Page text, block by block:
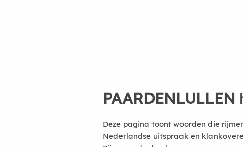
PAARDENLULLEN
Deze pagina toont woorden die
Nederlandse uitspraak en